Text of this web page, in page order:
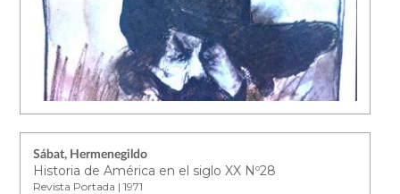
Sábat, Hermenegildo
Historia de América en el siglo XX Nº28
Revista Portada | 1971